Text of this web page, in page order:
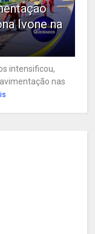
Ivone na
intensificou,
nas